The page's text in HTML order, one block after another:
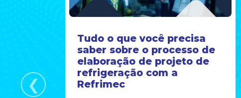
❮
do
para a
Tudo o que você precisa
saber sobre o processo de
elaboração de projeto de
refrigeração com a
Refrimec